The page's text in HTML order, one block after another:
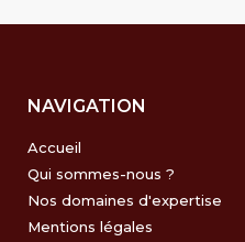
NAVIGATION
Accueil
Qui sommes-nous ?
Nos domaines d'expertise
Mentions légales